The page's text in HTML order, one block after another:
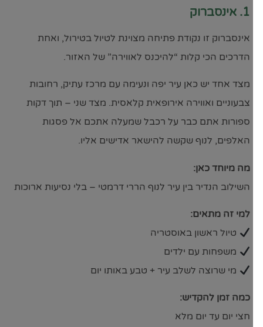
אינסברוק זו נקודת פתיחה מצוינת לטיול בטירול, ואחת
הדרכים הכי קלות “להיכנס לאווירה” של האזור.
מצד אחד יש כאן עיר יפה ונעימה עם מרכז עתיק, רחובות
צבעוניים ואווירה אירופאית קלאסית. מצד שני – תוך דקות
ספורות אתם כבר על רכבל שמעלה אתכם אל פסגות
האלפים, לנוף שקשה להישאר אדישים אליו.
מה מיוחד כאן:
השילוב הנדיר בין עיר לנוף הררי דרמטי – בלי נסיעות ארוכות
למי זה מתאים:
טיול ראשון באוסטריה
משפחות עם ילדים
מי שרוצה לשלב עיר + טבע באותו יום
כמה זמן להקדיש:
חצי יום עד יום מלא